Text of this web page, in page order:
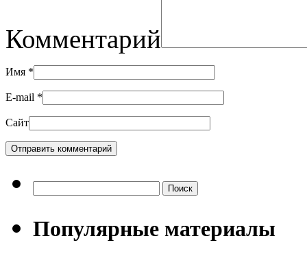
Комментарий
Имя *
E-mail *
Сайт
Популярные материалы